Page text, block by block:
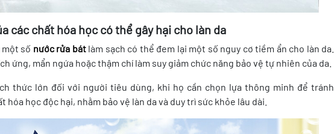
các chất hóa học có thể gây hại cho làn da
số nước rửa bátlàm sạch có thể đem lại một số nguy cơ tiềm ẩn cho làn da.
ứng, mẩn ngứa hoặc thậm chí làm suy giảm chức năng bảo vệ tự nhiên của da.
thức lớn đối với người tiêu dùng, khi họ cần chọn lựa thông minh để tránh
hóa học độc hại, nhằm bảo vệ làn da và duy trì sức khỏe lâu dài.